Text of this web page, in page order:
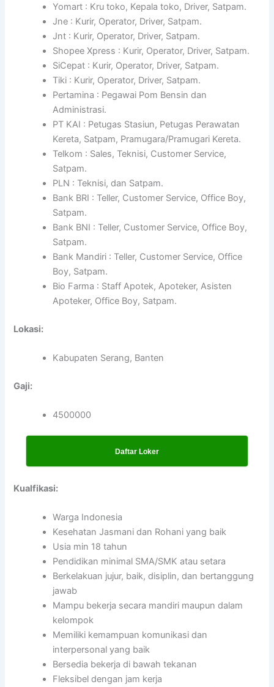
Yomart : Kru toko, Kepala toko, Driver, Satpam.
Jne : Kurir, Operator, Driver, Satpam.
Jnt : Kurir, Operator, Driver, Satpam.
Shopee Xpress : Kurir, Operator, Driver, Satpam.
SiCepat : Kurir, Operator, Driver, Satpam.
Tiki : Kurir, Operator, Driver, Satpam.
Pertamina : Pegawai Pom Bensin dan
Administrasi.
PT KAI : Petugas Stasiun, Petugas Perawatan
Kereta, Satpam, Pramugara/Pramugari Kereta.
Telkom : Sales, Teknisi, Customer Service,
Satpam.
PLN : Teknisi, dan Satpam.
Bank BRI : Teller, Customer Service, Office Boy,
Satpam.
Bank BNI : Teller, Customer Service, Office Boy,
Satpam.
Bank Mandiri : Teller, Customer Service, Office
Boy, Satpam.
Bio Farma : Staff Apotek, Apoteker, Asisten
Apoteker, Office Boy, Satpam.
Lokasi:
Kabupaten Serang, Banten
Gaji:
4500000
Daftar Loker
Kualfikasi:
Warga Indonesia
Kesehatan Jasmani dan Rohani yang baik
Usia min 18 tahun
Pendidikan minimal SMA/SMK atau setara
Berkelakuan jujur, baik, disiplin, dan bertanggung
jawab
Mampu bekerja secara mandiri maupun dalam
kelompok
Memiliki kemampuan komunikasi dan
interpersonal yang baik
Bersedia bekerja di bawah tekanan
Fleksibel dengan jam kerja